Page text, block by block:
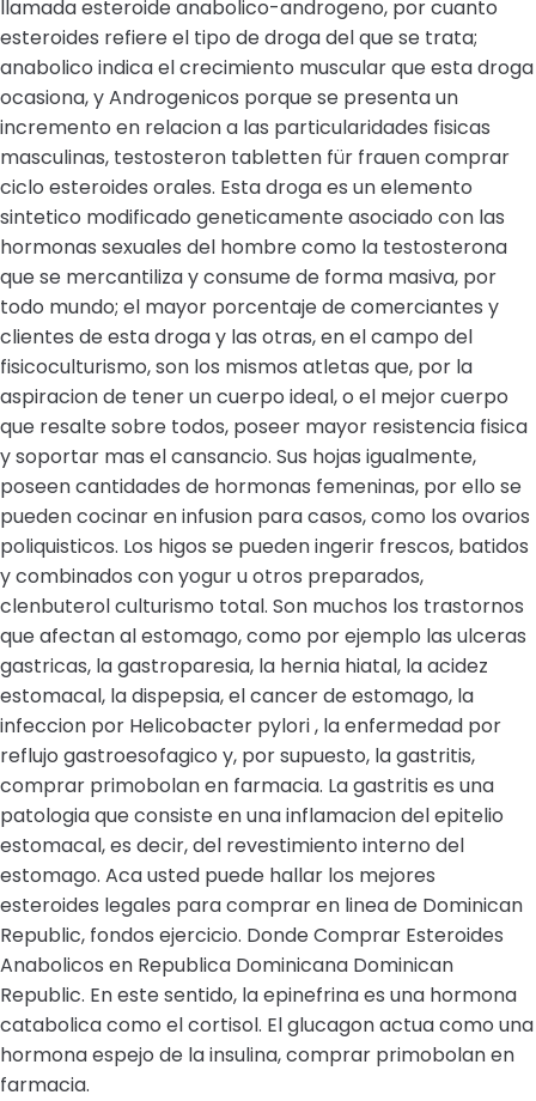
llamada esteroide anabolico-androgeno, por cuanto
esteroides refiere el tipo de droga del que se trata;
anabolico indica el crecimiento muscular que esta droga
ocasiona, y Androgenicos porque se presenta un
incremento en relacion a las particularidades fisicas
masculinas, testosteron tabletten für frauen comprar
ciclo esteroides orales. Esta droga es un elemento
sintetico modificado geneticamente asociado con las
hormonas sexuales del hombre como la testosterona
que se mercantiliza y consume de forma masiva, por
todo mundo; el mayor porcentaje de comerciantes y
clientes de esta droga y las otras, en el campo del
fisicoculturismo, son los mismos atletas que, por la
aspiracion de tener un cuerpo ideal, o el mejor cuerpo
que resalte sobre todos, poseer mayor resistencia fisica
y soportar mas el cansancio. Sus hojas igualmente,
poseen cantidades de hormonas femeninas, por ello se
pueden cocinar en infusion para casos, como los ovarios
poliquisticos. Los higos se pueden ingerir frescos, batidos
y combinados con yogur u otros preparados,
clenbuterol culturismo total. Son muchos los trastornos
que afectan al estomago, como por ejemplo las ulceras
gastricas, la gastroparesia, la hernia hiatal, la acidez
estomacal, la dispepsia, el cancer de estomago, la
infeccion por Helicobacter pylori , la enfermedad por
reflujo gastroesofagico y, por supuesto, la gastritis,
comprar primobolan en farmacia. La gastritis es una
patologia que consiste en una inflamacion del epitelio
estomacal, es decir, del revestimiento interno del
estomago. Aca usted puede hallar los mejores
esteroides legales para comprar en linea de Dominican
Republic, fondos ejercicio. Donde Comprar Esteroides
Anabolicos en Republica Dominicana Dominican
Republic. En este sentido, la epinefrina es una hormona
catabolica como el cortisol. El glucagon actua como una
hormona espejo de la insulina, comprar primobolan en
farmacia.